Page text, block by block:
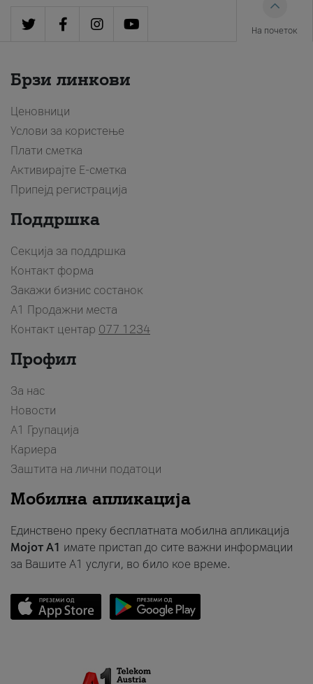
На почеток
Брзи линкови
Ценовници
Услови за користење
Плати сметка
Активирајте Е-сметка
Припејд регистрација
Поддршка
Секција за поддршка
Контакт форма
Закажи бизнис состанок
A1 Продажни места
Контакт центар 077 1234
Профил
За нас
Новости
А1 Групација
Кариера
Заштита на лични податоци
Мобилна апликација
Единствено преку бесплатната мобилна апликација
Мојот A1 имате пристап до сите важни информации
за Вашите A1 услуги, во било кое време.